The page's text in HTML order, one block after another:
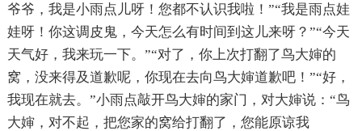
爷爷，我是小雨点儿呀！您都不认识我啦！”“我是雨点娃
娃呀！你这调皮鬼，今天怎么有时间到这儿来呀？”“今天
天气好，我来玩一下。”“对了，你上次打翻了鸟大婶的
窝，没来得及道歉呢，你现在去向鸟大婶道歉吧！”“好，
我现在就去。”小雨点敲开鸟大婶的家门，对大婶说：“鸟
大婶，对不起，把您家的窝给打翻了，您能原谅我